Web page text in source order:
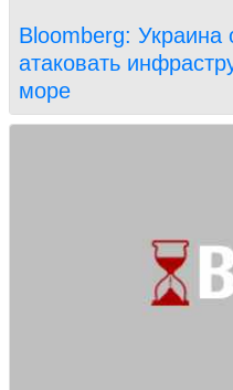
Bloomberg:
атаковать
море